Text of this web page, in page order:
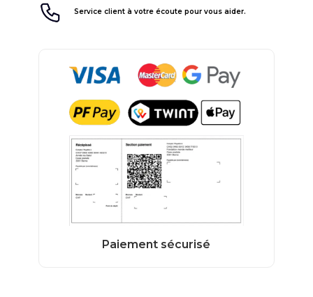
Service client à votre écoute pour vous aider.